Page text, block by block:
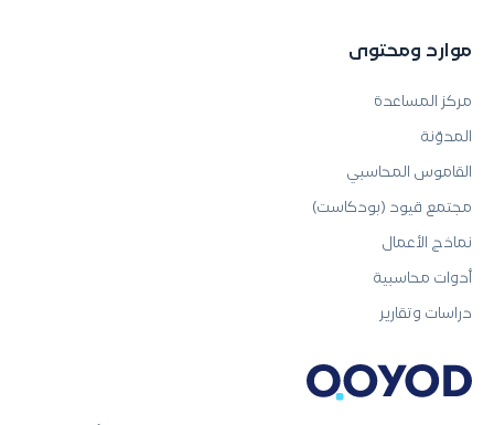
موارد ومحتوى
مركز المساعدة
المدوّنة
القاموس المحاسبي
مجتمع قيود (بودكاست)
نماذج الأعمال
أدوات محاسبية
دراسات وتقارير